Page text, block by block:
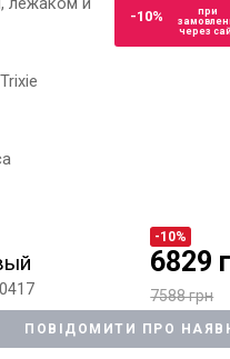
-10%
при
через
-10%
6829
7588 грн
ПОВІДОМИТИ ПРО